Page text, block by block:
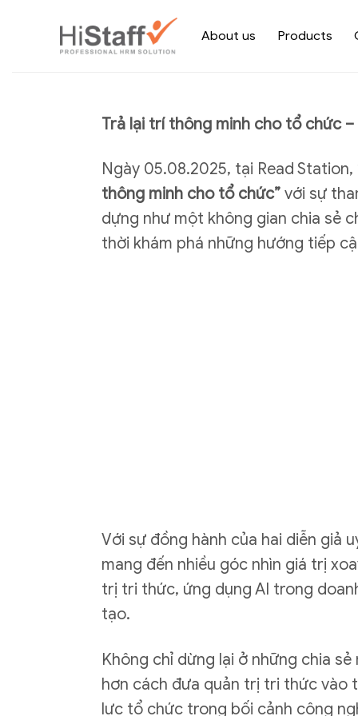
About us Products
Trả lại trí thông minh cho tổ chức
Ngày 05.08.2025, tại Read
thông minh cho tổ chức” với sự
dựng như một không gian chia sẻ
thời khám phá những hướng tiếp
Với sự đồng hành của hai diễn giả
mang đến nhiều góc nhìn giá trị
trị tri thức, ứng dụng AI trong
tạo.
Không chỉ dừng lại ở những chia
hơn cách đưa quản trị tri thức vào
lực tổ chức trong bối cảnh công